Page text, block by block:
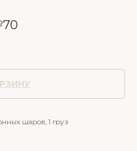
шаров, 1 груз